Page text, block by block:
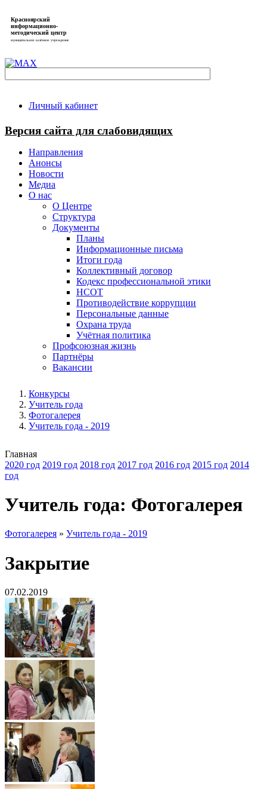
Красноярский
информационно-
методический центр
муниципальное казённое учреждение
Личный кабинет
Версия сайта для слабовидящих
Направления
Анонсы
Новости
Медиа
О нас
О Центре
Структура
Документы
Планы
Информационные письма
Итоги года
Коллективный договор
Кодекс профессиональной этики
НСОТ
Противодействие коррупции
Персональные данные
Охрана труда
Учётная политика
Профсоюзная жизнь
Партнёры
Вакансии
Конкурсы
Учитель года
Фотогалерея
Учитель года - 2019
Главная
2020 год 2019 год 2018 год 2017 год 2016 год 2015 год 2014
год
Учитель года: Фотогалерея
Фотогалерея » Учитель года - 2019
Закрытие
07.02.2019